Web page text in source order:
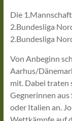
Die
2.Bundesliga
2.Bundesliga
Von Anbeginn
Aarhus/
mit. Dabei traten
Gegnerinnen aus
oder Italien an.